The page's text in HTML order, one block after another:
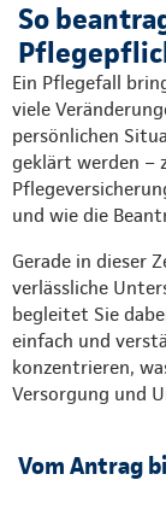
So
Ein Pflegefall
viele
persönlichen
geklärt werden –
und wie die
Gerade in dieser
verlässliche
begleitet Sie
einfach und
konzentrieren,
Versorgung und
Vom Antrag